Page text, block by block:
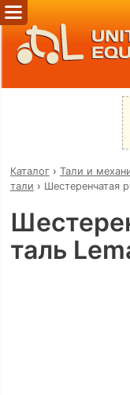
Каталог› Тали и
тали › Шестеренчатая
таль